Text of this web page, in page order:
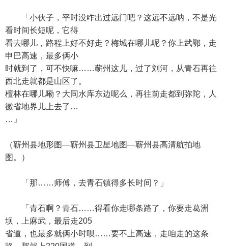
「小伙子，平时没咋出过远门吧？这远不远呐，不是光
看时间长短呢，它得
看去哪儿，路程上好不好走？梅城在哪儿呢？你上武鄂，走
申巴高速，最多俩小
时就到了，可不快嘛……蕲州这儿，过了刘河，从青石再往
西北走就都是山区了。
檀林在哪儿嘞？大同水库东边呢么，再往前走都到弥陀，人
徽省地界儿上去了…
…」
（蕲州县地形图—蕲州县卫星地图—蕲州县高清航拍地
图。）
「那……师傅，去青石镇得多长时间？」
「青石啊？青石……得看你走哪条路了，你要走葛洲
坝，上麻武，最后走205
省道，也最多就俩小时呗……要不上高速，走咱走的这条